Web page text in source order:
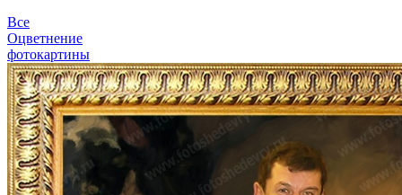
Все
Оцветнение
фотокартины